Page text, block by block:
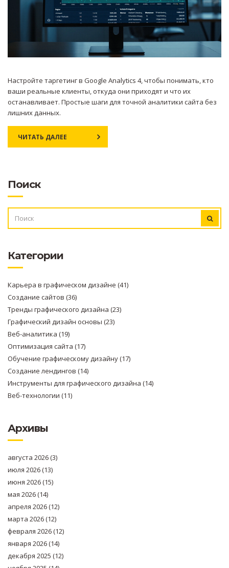
Настройте таргетинг в Google Analytics 4, чтобы понимать, кто
ваши реальные клиенты, откуда они приходят и что их
останавливает. Простые шаги для точной аналитики сайта без
лишних данных.
ЧИТАТЬ ДАЛЕЕ
Поиск
Категории
Карьера в графическом дизайне (41)
Создание сайтов (36)
Тренды графического дизайна (23)
Графический дизайн основы (23)
Веб-аналитика (19)
Оптимизация сайта (17)
Обучение графическому дизайну(17)
Создание лендингов (14)
Инструменты для графического дизайна (14)
Веб-технологии (11)
Архивы
августа 2026(3)
июля 2026(13)
июня 2026(15)
мая 2026(14)
апреля 2026(12)
марта 2026(12)
февраля 2026(12)
января 2026(14)
декабря 2025 (12)